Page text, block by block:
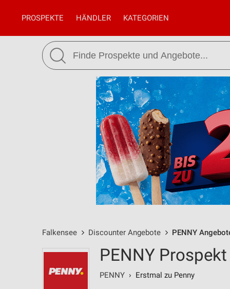
PROSPEKTE HÄNDLER KATEGORIEN
Falkensee Discounter Angebote PENNY
PENNY
PENNY › Erstmal zu Penny